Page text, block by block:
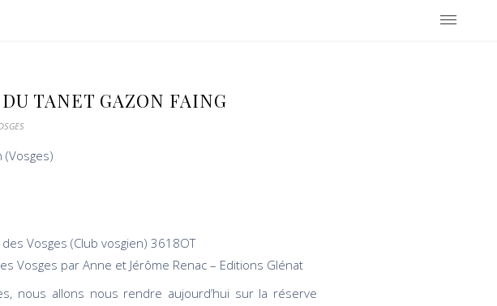
TANET GAZON FAING
(Vosges)
Vosges (Club vosgien) 3618OT
Vosges par Anne et Jérôme Renac – Editions Glénat
nous allons nous rendre aujourd’hui sur la réserve